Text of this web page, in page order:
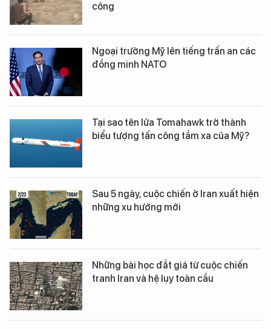
công
Ngoại trưởng Mỹ lên tiếng trấn an các
đồng minh NATO
Tại sao tên lửa Tomahawk trở thành
biểu tượng tấn công tầm xa của Mỹ?
Sau 5 ngày, cuộc chiến ở Iran xuất hiện
những xu hướng mới
Những bài học đắt giá từ cuộc chiến
tranh Iran và hệ lụy toàn cầu